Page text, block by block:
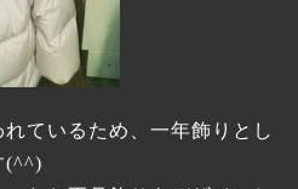
ているため、一年飾りとし
(^^)